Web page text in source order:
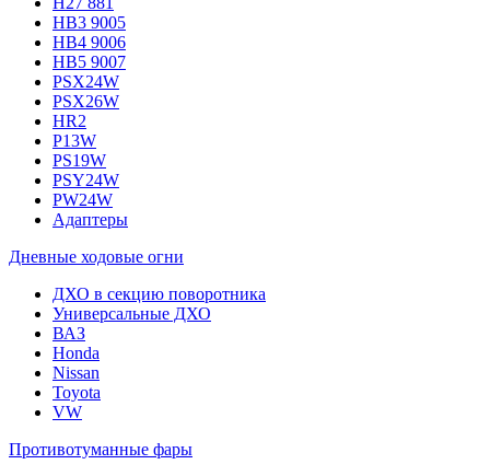
HB3 9005
HB4 9006
HB5 9007
PSX24W
PSX26W
HR2
P13W
PS19W
PSY24W
PW24W
Адаптеры
Дневные ходовые огни
ДХО в секцию поворотника
Универсальные ДХО
ВАЗ
Honda
Nissan
Toyota
VW
Противотуманные фары